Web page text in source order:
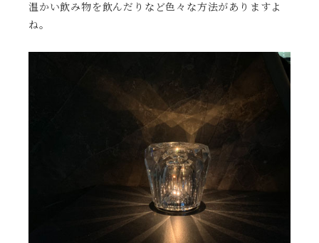
温かい飲み物を飲んだりなど色々な方法がありますよ
ね。